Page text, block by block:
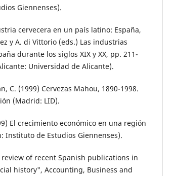
Giennenses).
cervecera en un país latino: España,
y A. di Vittorio (eds.) Las industrias
durante los siglos XIX y XX, pp. 211-
Universidad de Alicante).
C. (1999) Cervezas Mahou, 1890-1998.
(Madrid: LID).
El crecimiento económico en una región
Instituto de Estudios Giennenses).
review of recent Spanish publications in
history", Accounting, Business and